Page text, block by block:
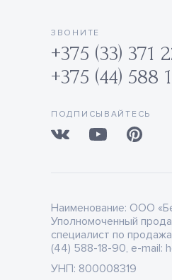
ЗВОНИТЕ
+375 (33) 371
+375 (44) 588
ПОДПИСЫВАЙТЕСЬ
Наименование: ООО
Уполномоченный
специалист по
(44) 588-18-90, e-mail:
УНП: 800008319